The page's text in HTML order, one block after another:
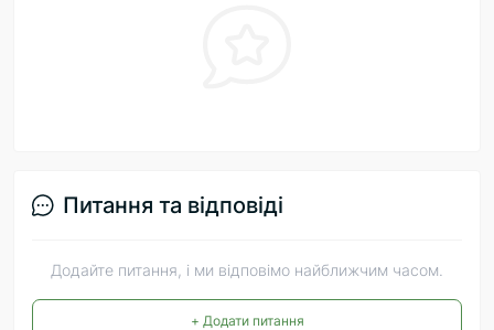
Питання та відповіді
Додайте питання, і ми відповімо найближчим часом.
+ Додати питання